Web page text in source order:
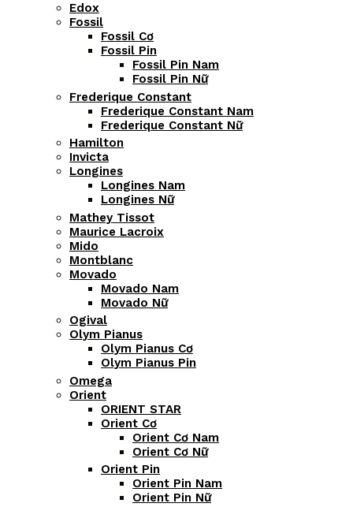
Edox
Fossil
Fossil Cơ
Fossil Pin
Fossil Pin Nam
Fossil Pin Nữ
Frederique Constant
Frederique Constant Nam
Frederique Constant Nữ
Hamilton
Invicta
Longines
Longines Nam
Longines Nữ
Mathey Tissot
Maurice Lacroix
Mido
Montblanc
Movado
Movado Nam
Movado Nữ
Ogival
Olym Pianus
Olym Pianus Cơ
Olym Pianus Pin
Omega
Orient
ORIENT STAR
Orient Cơ
Orient Cơ Nam
Orient Cơ Nữ
Orient Pin
Orient Pin Nam
Orient Pin Nữ